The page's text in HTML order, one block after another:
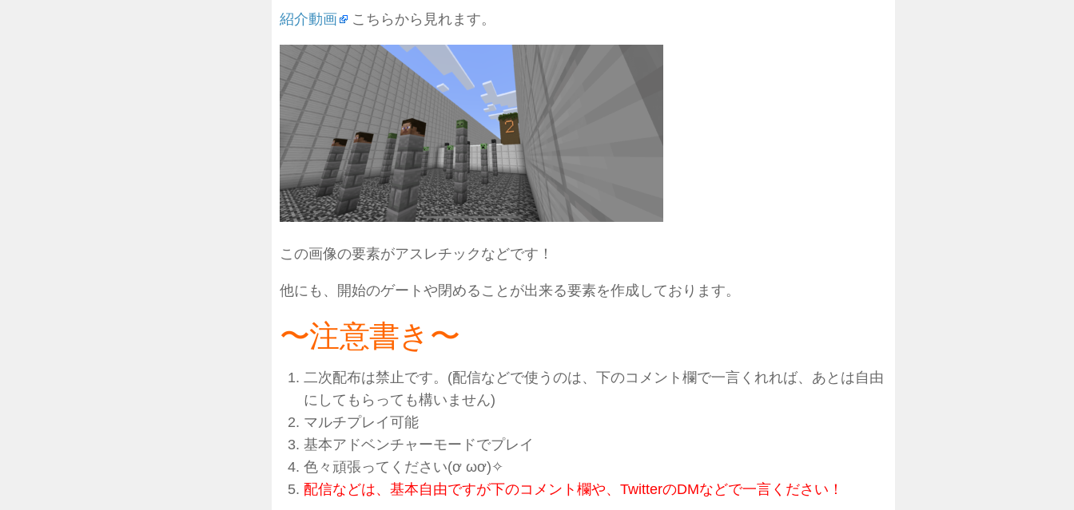
紹介動画 こちらから見れます。
この画像の要素がアスレチックなどです！
他にも、開始のゲートや閉めることが出来る要素を作成しております。
〜注意書き〜
二次配布は禁止です。(配信などで使うのは、下のコメント欄で一言くれれば、あとは自由
にしてもらっても構いません)
マルチプレイ可能
基本アドベンチャーモードでプレイ
色々頑張ってください(ơ ωơ)✧
配信などは、基本自由ですが下のコメント欄や、TwitterのDMなどで一言ください！